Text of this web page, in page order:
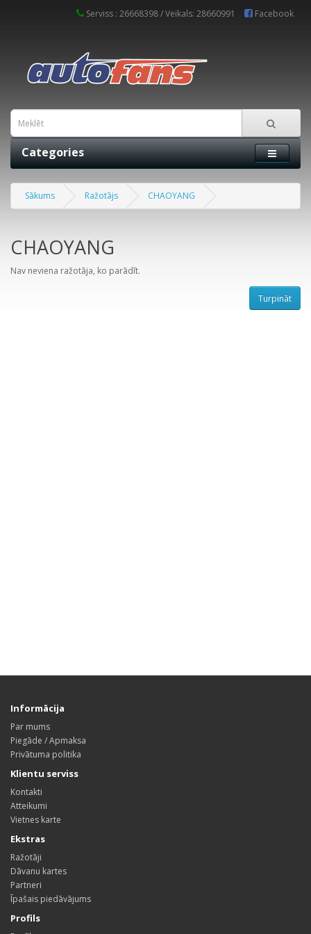
Serviss : 26668398 / Veikals: 28660991 Facebook
Categories
Sākums Ražotājs CHAOYANG
CHAOYANG
Nav neviena ražotāja, ko parādīt.
Turpināt
Informācija
Par mums
Piegāde / Apmaksa
Privātuma politika
Klientu serviss
Kontakti
Atteikumi
Vietnes karte
Ekstras
Ražotāji
Dāvanu kartes
Partneri
Īpašais piedāvājums
Profils